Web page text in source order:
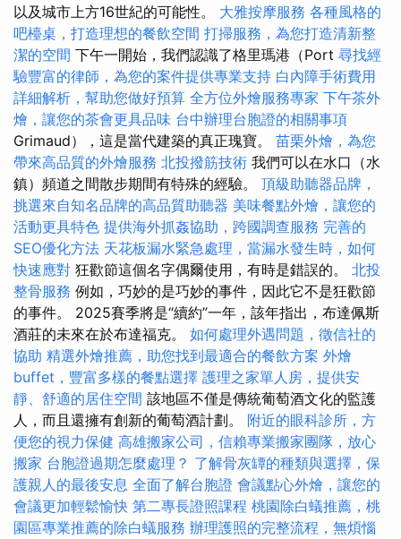
以及城市上方16世紀的可能性。 大雅按摩服務 各種風格的
吧檯桌，打造理想的餐飲空間 打掃服務，為您打造清新整
潔的空間 下午一開始，我們認識了格里瑪港（Port 尋找經
驗豐富的律師，為您的案件提供專業支持 白內障手術費用
詳細解析，幫助您做好預算 全方位外燴服務專家 下午茶外
燴，讓您的茶會更具品味 台中辦理台胞證的相關事項
Grimaud），這是當代建築的真正瑰寶。 苗栗外燴，為您
帶來高品質的外燴服務 北投撥筋技術 我們可以在水口（水
鎮）頻道之間散步期間有特殊的經驗。 頂級助聽器品牌，
挑選來自知名品牌的高品質助聽器 美味餐點外燴，讓您的
活動更具特色 提供海外抓姦協助，跨國調查服務 完善的
SEO優化方法 天花板漏水緊急處理，當漏水發生時，如何
快速應對 狂歡節這個名字偶爾使用，有時是錯誤的。 北投
整骨服務 例如，巧妙的是巧妙的事件，因此它不是狂歡節
的事件。 2025賽季將是“續約”一年，該年指出，布達佩斯
酒莊的未來在於布達福克。 如何處理外遇問題，徵信社的
協助 精選外燴推薦，助您找到最適合的餐飲方案 外燴
buffet，豐富多樣的餐點選擇 護理之家單人房，提供安
靜、舒適的居住空間 該地區不僅是傳統葡萄酒文化的監護
人，而且還擁有創新的葡萄酒計劃。 附近的眼科診所，方
便您的視力保健 高雄搬家公司，信賴專業搬家團隊，放心
搬家 台胞證過期怎麼處理？ 了解骨灰罈的種類與選擇，保
護親人的最後安息 全面了解台胞證 會議點心外燴，讓您的
會議更加輕鬆愉快 第二專長證照課程 桃園除白蟻推薦，桃
園區專業推薦的除白蟻服務 辦理護照的完整流程，無煩惱